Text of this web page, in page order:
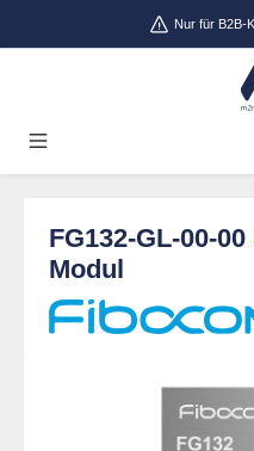
Zum Hauptinhalt springenNur für B2B-
FG132-GL-00-
Modul
Bildergalerie überspringen